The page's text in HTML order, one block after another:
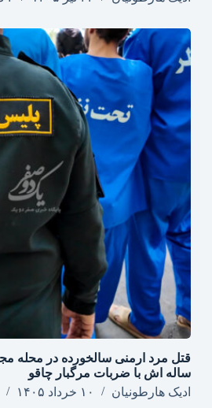
ساله اش با ضربات مرگبار چاقو
ادیک هارطونیان
۱۰ خرداد ۱۴۰۵